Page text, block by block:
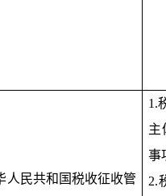
人民共和国税收征收管
1.
主
事
2.